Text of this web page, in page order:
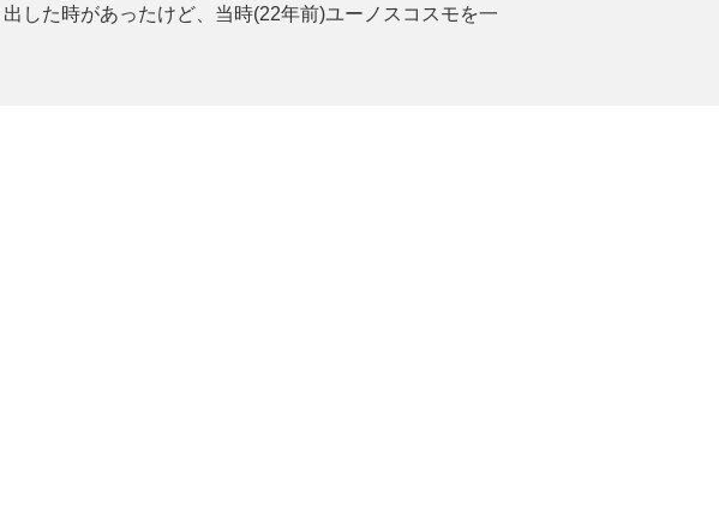
した時があったけど、当時(22年前)ユーノスコスモを一